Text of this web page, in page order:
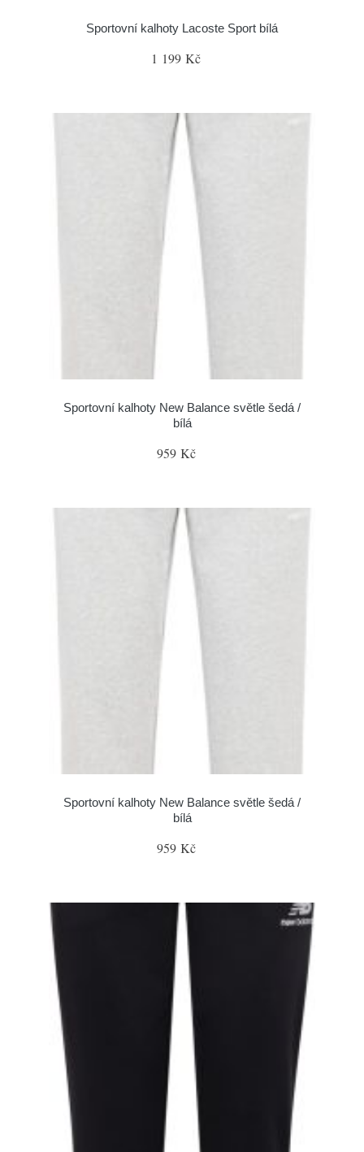
Sportovní kalhoty Lacoste Sport bílá
1 199 Kč
Sportovní kalhoty New Balance světle šedá /
bílá
959 Kč
Sportovní kalhoty New Balance světle šedá /
bílá
959 Kč